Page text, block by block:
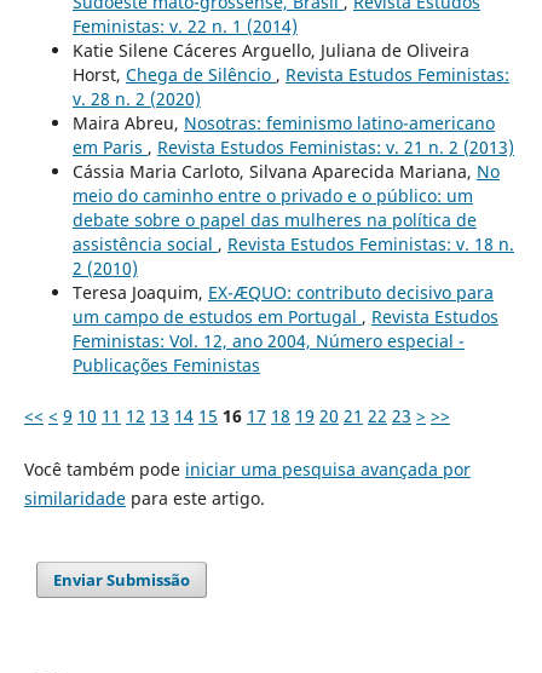
Feministas: v. 22 n. 1 (2014)
Katie Silene Cáceres Arguello, Juliana de Oliveira
Horst, Chega de Silêncio , Revista Estudos Feministas:
v. 28 n. 2 (2020)
Maira Abreu, Nosotras: feminismo latino-americano
em Paris , Revista Estudos Feministas: v. 21 n. 2 (2013)
Cássia Maria Carloto, Silvana Aparecida Mariana, No
meio do caminho entre o privado e o público: um
debate sobre o papel das mulheres na política de
assistência social , Revista Estudos Feministas: v. 18 n.
2 (2010)
Teresa Joaquim, EX-ÆQUO: contributo decisivo para
um campo de estudos em Portugal , Revista Estudos
Feministas: Vol. 12, ano 2004, Número especial -
Publicações Feministas
<< < 9 10 11 12 13 14 15 16 17 18 19 20 21 22 23 > >>
Você também pode iniciar uma pesquisa avançada por
similaridadepara este artigo.
Enviar Submissão